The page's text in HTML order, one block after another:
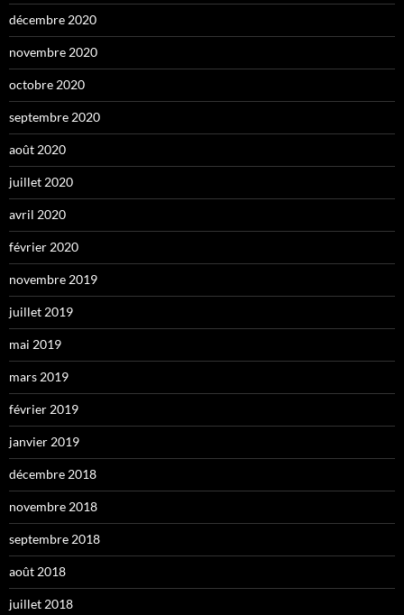
décembre 2020
novembre 2020
octobre 2020
septembre 2020
août 2020
juillet 2020
avril 2020
février 2020
novembre 2019
juillet 2019
mai 2019
mars 2019
février 2019
janvier 2019
décembre 2018
novembre 2018
septembre 2018
août 2018
juillet 2018